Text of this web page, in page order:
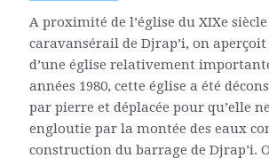
A proximité de l’église du XIXe
caravansérail de Djrap’i, on
d’une église relativement
années 1980, cette église a été
par pierre et déplacée pour qu’elle
engloutie par la montée des eaux
construction du barrage de Djrap’i.